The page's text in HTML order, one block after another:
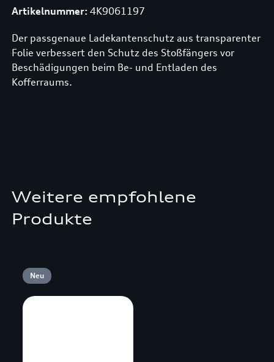
Artikelnummer: 4K9061197
Der passgenaue Ladekantenschutz aus transparenter
Folie verbessert den Schutz des Stoßfängers vor
Beschädigungen beim Be- und Entladen des
Kofferraums.
Weitere empfohlene
Produkte
Neu